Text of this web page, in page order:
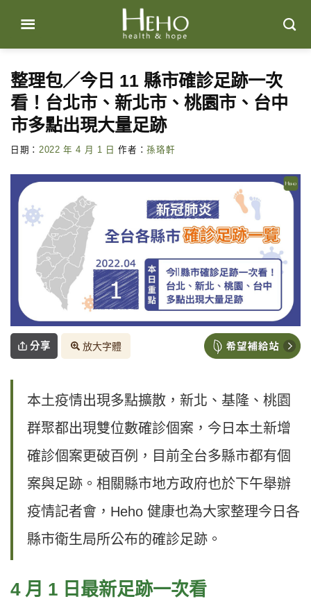
content
整理包／今日 11 縣市確診足跡一次
看！台北市、新北市、桃園市、台中
市多點出現大量足跡
日期： 2022 年 4 月 1 日 作者：孫珞軒
分享 放大字體
本土疫情出現多點擴散，新北、基隆、桃園
群聚都出現雙位數確診個案，今日本土新增
確診個案更破百例，目前全台多縣市都有個
案與足跡。相關縣市地方政府也於下午舉辦
疫情記者會，Heho 健康也為大家整理今日各
縣市衛生局所公布的確診足跡。
4 月 1 日最新足跡一次看